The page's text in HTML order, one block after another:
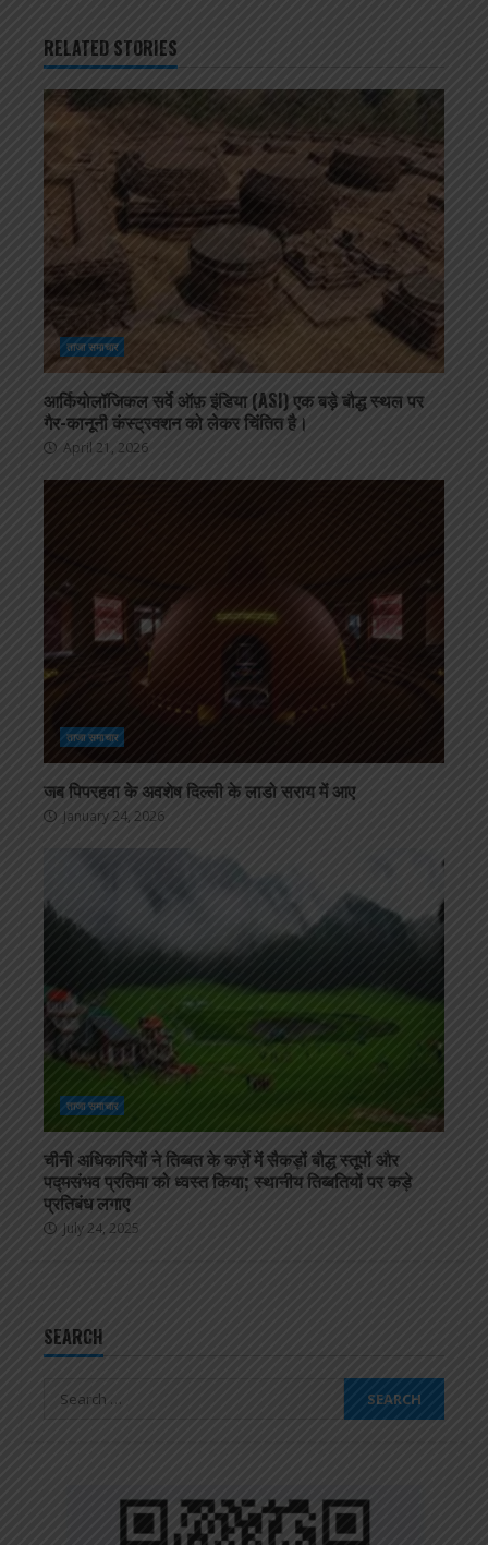
RELATED STORIES
ताजा समाचार
आर्कियोलॉजिकल सर्वे ऑफ़ इंडिया (ASI) एक बड़े बौद्ध स्थल पर
गैर-कानूनी कंस्ट्रक्शन को लेकर चिंतित है।
April 21, 2026
ताजा समाचार
जब पिपरहवा के अवशेष दिल्ली के लाडो सराय में आए
January 24, 2026
ताजा समाचार
चीनी अधिकारियों ने तिब्बत के कर्ज़े में सैकड़ों बौद्ध स्तूपों और
पद्मसंभव प्रतिमा को ध्वस्त किया; स्थानीय तिब्बतियों पर कड़े
प्रतिबंध लगाए
July 24, 2025
SEARCH
Search